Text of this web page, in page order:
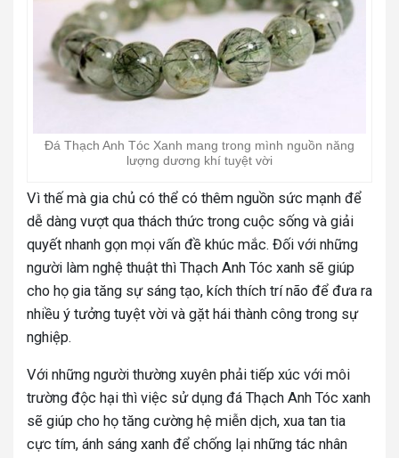
Đá Thạch Anh Tóc Xanh mang trong mình nguồn năng
lượng dương khí tuyệt vời
Vì thế mà gia chủ có thể có thêm nguồn sức mạnh để
dễ dàng vượt qua thách thức trong cuộc sống và giải
quyết nhanh gọn mọi vấn đề khúc mắc. Đối với những
người làm nghệ thuật thì Thạch Anh Tóc xanh sẽ giúp
cho họ gia tăng sự sáng tạo, kích thích trí não để đưa ra
nhiều ý tưởng tuyệt vời và gặt hái thành công trong sự
nghiệp.
Với những người thường xuyên phải tiếp xúc với môi
trường độc hại thì việc sử dụng đá Thạch Anh Tóc xanh
sẽ giúp cho họ tăng cường hệ miễn dịch, xua tan tia
cực tím, ánh sáng xanh để chống lại những tác nhân